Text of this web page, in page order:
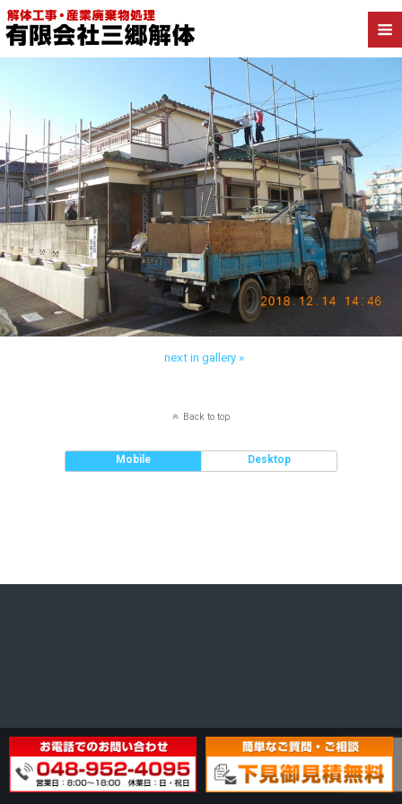
Back to さいたま市南区別所 木造解体
next in gallery »
Back to top
Mobile Desktop